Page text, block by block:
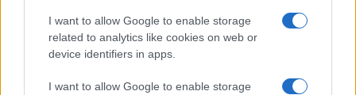
I want to allow Google to enable storage
related to analytics like cookies on web or
device identifiers in apps.
I want to allow Google to enable storage
Αρμάνι Μιλάνο: Το καινούριο της ρόστερ και ο αέρας
ανανέωσης